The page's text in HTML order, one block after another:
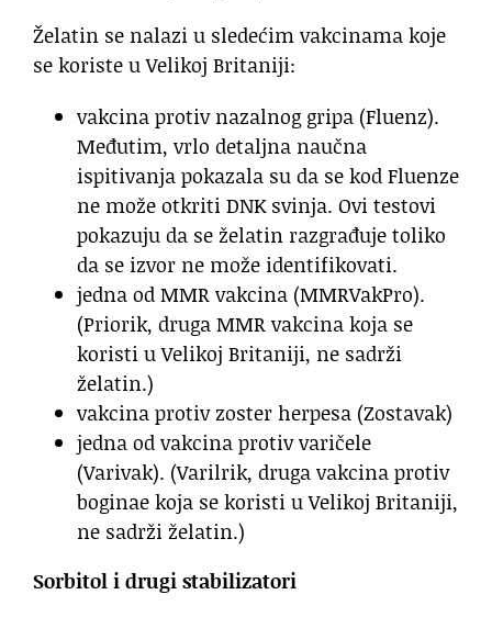
Želatin se nalazi u sledećim vakcinama koje
se koriste u Velikoj Britaniji:
vakcina protiv nazalnog gripa (Fluenz).
Međutim, vrlo detaljna naučna
ispitivanja pokazala su da se kod Fluenze
ne može otkriti DNK svinja. Ovi testovi
pokazuju da se želatin razgrađuje toliko
da se izvor ne može identifikovati.
jedna od MMR vakcina (MMRVakPro).
(Priorik, druga MMR vakcina koja se
koristi u Velikoj Britaniji, ne sadrži
želatin.)
vakcina protiv zoster herpesa (Zostavak)
jedna od vakcina protiv varičele
(Varivak). (Varilrik, druga vakcina protiv
boginae koja se koristi u Velikoj Britaniji,
ne sadrži želatin.)
Sorbitol i drugi stabilizatori